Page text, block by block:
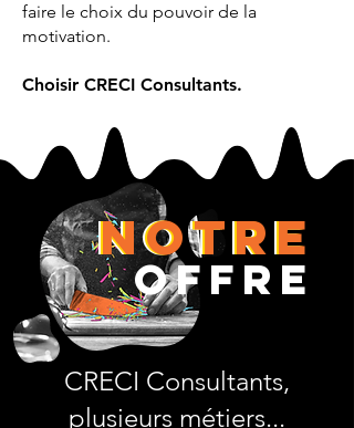
faire le choix du pouvoir de la
motivation.
Choisir CRECI Consultants.
Notre
Notre
Notre
OFFRE
CRECI Consultants,
plusieurs métiers...